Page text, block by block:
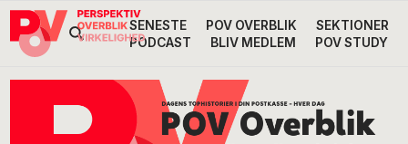
Gå
direkte
Skip
indhold
Gå
direkte
Header
SENESTE POV OVERBLIK
SEKTIONER
PODCAST
BLIV MEDLEM POV STUDY